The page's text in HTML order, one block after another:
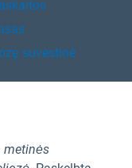
suvestinė
metinės